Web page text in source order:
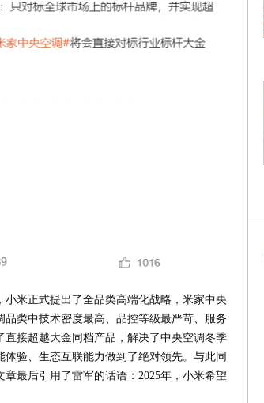
米正式提出了全品类高端化战略，米家中央
类中技术密度最高、品控等级最严苛、服务
接超越大金同档产品，解决了中央空调冬季
验、生态互联能力做到了绝对领先。与此同
最后引用了雷军的话语：2025年，小米希望